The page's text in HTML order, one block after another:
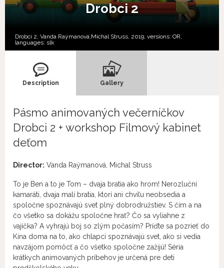
Drobci 2
Drobci 2; Vanda Raýmanová,Michal Struss, 2019, versions: OR,
languages: slk
Description Gallery
Pásmo animovaných večerníčkov
Drobci 2 + workshop Filmový kabinet
deťom
Director: Vanda Raýmanová, Michal Struss
To je Ben a to je Tom – dvaja bratia ako hrom! Nerozluční
kamaráti, dvaja malí bratia, ktorí ani chvíľu neobsedia a
spoločne spoznávajú svet plný dobrodružstiev. S čím a na
čo všetko sa dokážu spoločne hrať? Čo sa vyliahne z
vajíčka? A vyhrajú boj so zlým počasím? Príďte sa pozrieť do
Kina doma na to, ako chlapci spoznávajú svet, ako si vedia
navzájom pomôcť a čo všetko spoločne zažijú! Séria
krátkych animovaných príbehov je určená pre deti